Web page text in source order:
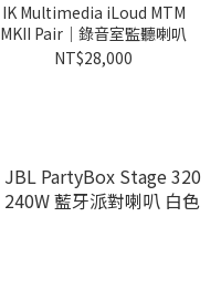
IK Multimedia iLoud MTM
MKII Pair｜錄音室監聽喇叭
NT$28,000